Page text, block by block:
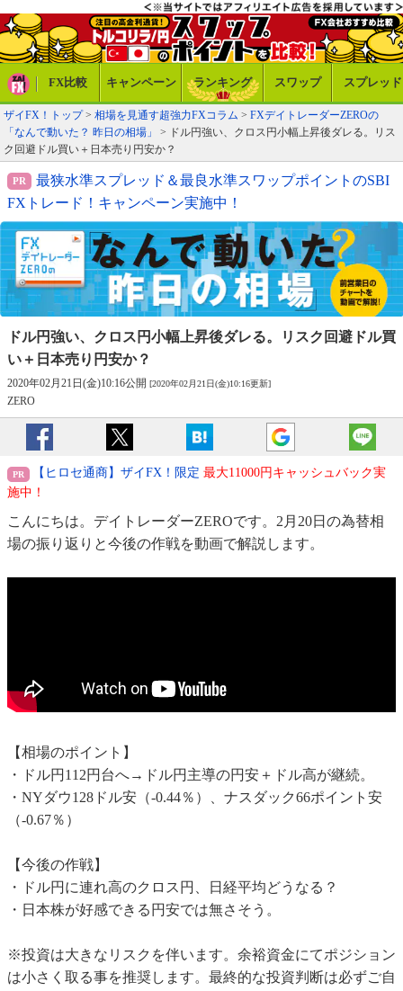
FX比較 キャンペーン ランキング スワップ スプレッド
ザイFX！トップ> 相場を見通す超強力FXコラム > FXデイトレーダーZEROの
「なんで動いた？ 昨日の相場」
> ドル円強い、クロス円小幅上昇後ダレる。リス
ク回避ドル買い＋日本売り円安か？
最狭水準スプレッド＆最良水準スワップポイントのSBI
FXトレード！キャンペーン実施中！
ドル円強い、クロス円小幅上昇後ダレる。
リスク回避ドル買
い＋日本売り円安か？
2020年02月21日(金)10:16公開 [2020年02月21日(金)10:16更新]
ZERO
【ヒロセ通商】ザイFX！限定 最大11000円キャッシュバック実
施中！
こんにちは。デイトレーダーZEROです。2月20日の為替相
場の振り返りと今後の作戦を動画で解説します。
【相場のポイント】
・ドル円112円台へ→ドル円主導の円安＋ドル高が継続。
・NYダウ128ドル安（-0.44％）、ナスダック66ポイント安
（-0.67％）
【今後の作戦】
・ドル円に連れ高のクロス円、日経平均どうなる？
・日本株が好感できる円安では無さそう。
※投資は大きなリスクを伴います。余裕資金にてポジション
は小さく取る事を推奨します。最終的な投資判断は必ずご自